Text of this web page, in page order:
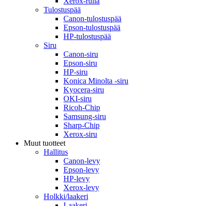
Tulostuspää
Canon-tulostuspää
Epson-tulostuspää
HP-tulostuspää
Siru
Canon-siru
Epson-siru
HP-siru
Konica Minolta -siru
Kyocera-siru
OKI-siru
Ricoh-Chip
Samsung-siru
Sharp-Chip
Xerox-siru
Muut tuotteet
Hallitus
Canon-levy
Epson-levy
HP-levy
Xerox-levy
Holkki/laakeri